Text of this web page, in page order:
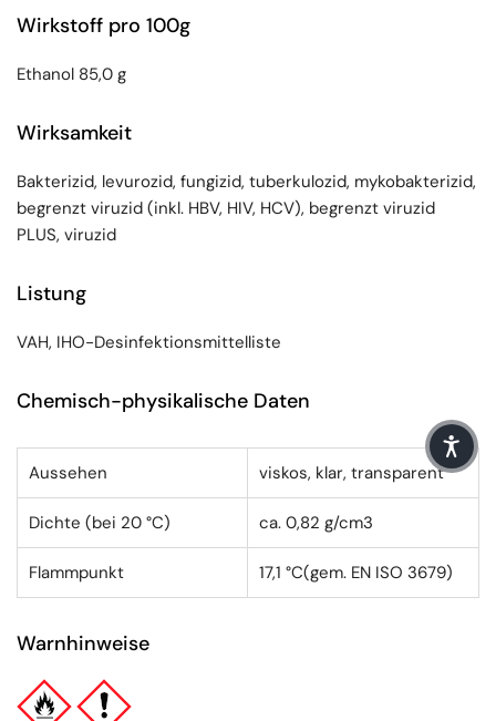
Wirkstoff pro 100g
Ethanol 85,0 g
Wirksamkeit
Bakterizid, levurozid, fungizid, tuberkulozid, mykobakterizid,
begrenzt viruzid (inkl. HBV, HIV, HCV), begrenzt viruzid
PLUS, viruzid
Listung
VAH, IHO-Desinfektionsmittelliste
Chemisch-physikalische Daten
Aussehen viskos, klar, transparent
Dichte (bei 20 °C) ca. 0,82 g/cm3
Flammpunkt 17,1 °C(gem. EN ISO 3679)
Warnhinweise